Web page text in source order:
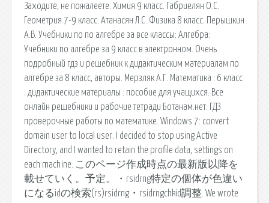
Заходите, не пожалеете. Химия 9 класс. Габриелян О.С.
Геометрия 7-9 класс. Атанасян Л.С. Физика 8 класс. Перышкин
А.В. Учебники по по алгебре за все классы: Алгебра:
Учебники по алгебре за 9 класс в электронном. Очень
подробный гдз и решебник к дидактическим материалам по
алгебре за 8 класс, авторы. Мерзляк А.Г. Математика : 6 класс
: дидактические материалы : пособие для учащихся. Все
онлайн решебники и рабочие тетради Ботанам.нет. ГДЗ
проверочные работы по математике. Windows 7: convert
domain user to local user. I decided to stop using Active
Directory, and I wanted to retain the profile data, settings on
each machine. このページ作成時点の最新版以降を
載せていく。予定。・rsidrng特定の個体が色違い
になるidの検索(rs)rsidrng・rsidrngchkid調整. We wrote